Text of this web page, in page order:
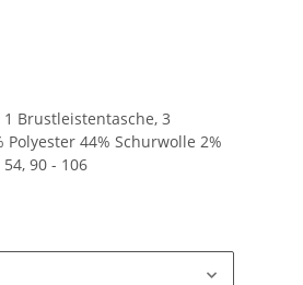
1 Brustleistentasche, 3
44% Schurwolle 2%
90 - 106